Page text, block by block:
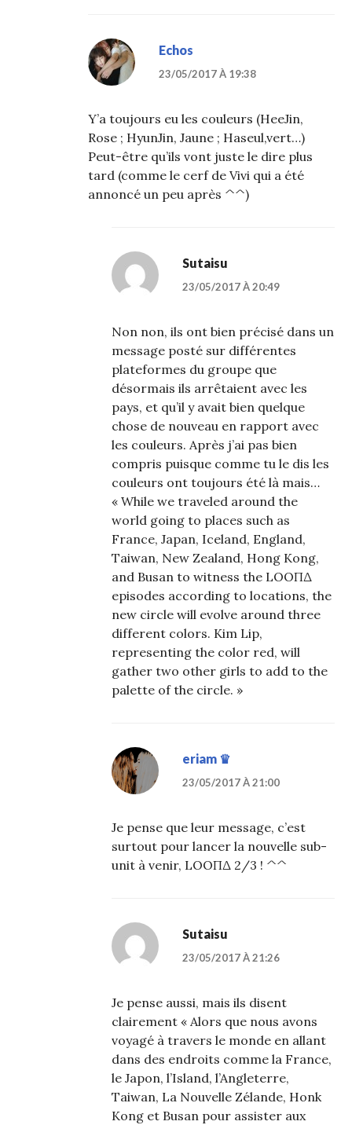
Echos
23/05/2017 À 19:38
Y’a toujours eu les couleurs (HeeJin,
Rose ; HyunJin, Jaune ; Haseul,vert…)
Peut-être qu’ils vont juste le dire plus
tard (comme le cerf de Vivi qui a été
annoncé un peu après ^^)
Sutaisu
23/05/2017 À 20:49
Non non, ils ont bien précisé dans un
message posté sur différentes
plateformes du groupe que
désormais ils arrêtaient avec les
pays, et qu’il y avait bien quelque
chose de nouveau en rapport avec
les couleurs. Après j’ai pas bien
compris puisque comme tu le dis les
couleurs ont toujours été là mais…
« While we traveled around the
world going to places such as
France, Japan, Iceland, England,
Taiwan, New Zealand, Hong Kong,
and Busan to witness the LOOΠΔ
episodes according to locations, the
new circle will evolve around three
different colors. Kim Lip,
representing the color red, will
gather two other girls to add to the
palette of the circle. »
eriam ♛
23/05/2017 À 21:00
Je pense que leur message, c’est
surtout pour lancer la nouvelle sub-
unit à venir, LOOΠΔ 2/3 ! ^^
Sutaisu
23/05/2017 À 21:26
Je pense aussi, mais ils disent
clairement « Alors que nous avons
voyagé à travers le monde en allant
dans des endroits comme la France,
le Japon, l’Island, l’Angleterre,
Taiwan, La Nouvelle Zélande, Honk
Kong et Busan pour assister aux